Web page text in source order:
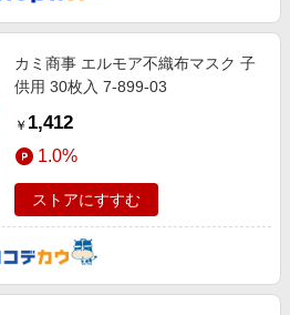
カミ商事 エルモア不織布マスク 子
供用 30枚入 7-899-03
￥ 1,412
1.0%
ストアにすすむ